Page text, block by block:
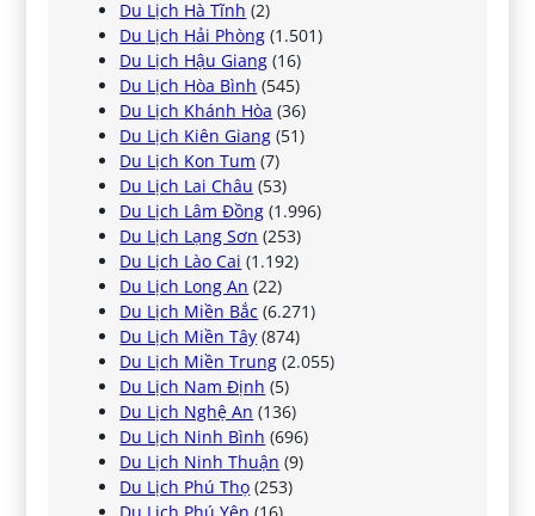
Du Lịch Hà Tĩnh (2)
Du Lịch Hải Phòng (1.501)
Du Lịch Hậu Giang (16)
Du Lịch Hòa Bình (545)
Du Lịch Khánh Hòa (36)
Du Lịch Kiên Giang (51)
Du Lịch Kon Tum (7)
Du Lịch Lai Châu (53)
Du Lịch Lâm Đồng (1.996)
Du Lịch Lạng Sơn (253)
Du Lịch Lào Cai (1.192)
Du Lịch Long An (22)
Du Lịch Miền Bắc (6.271)
Du Lịch Miền Tây (874)
Du Lịch Miền Trung (2.055)
Du Lịch Nam Định (5)
Du Lịch Nghệ An (136)
Du Lịch Ninh Bình (696)
Du Lịch Ninh Thuận (9)
Du Lịch Phú Thọ (253)
Du Lịch Phú Yên (16)